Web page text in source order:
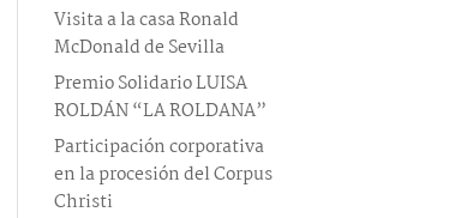
Visita a la casa Ronald
McDonald de Sevilla
Premio Solidario LUISA
ROLDÁN “LA ROLDANA”
Participación corporativa
en la procesión del Corpus
Christi